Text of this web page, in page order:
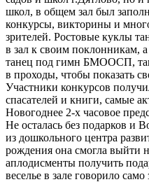
школ, в общем зал был
конкурсы, викторины и
зрителей. Ростовые куклы
в зал к своим поклонникам,
танец под гимн БМООСП,
в проходы, чтобы показать
Участники конкурсов
спасателей и книги, самые
Новогоднее 2-х часовое
Не осталась без подарков и
из дошкольного центра
рождения она смогла выйти
аплодисменты получить
веселье в зале говорило само